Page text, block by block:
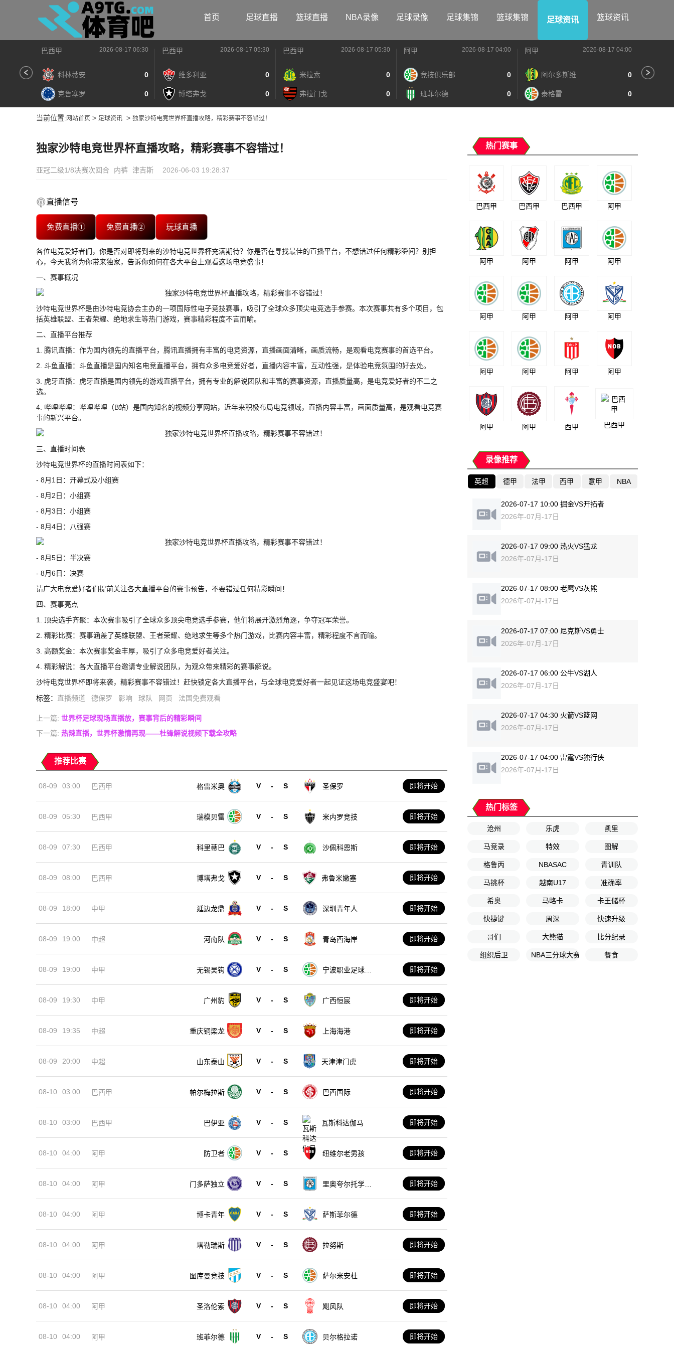
首页 足球直播 篮球直播 NBA录像 足球录像 足球集锦 篮球集锦 足球资讯 篮球资讯
巴西甲 2026-08-17 06:30
科林蒂安 0
克鲁塞罗 0
巴西甲 2026-08-17 05:30
维多利亚 0
博塔弗戈 0
巴西甲 2026-08-17 05:30
米拉索 0
弗拉门戈 0
阿甲 2026-08-17 04:00
竞技俱乐部 0
班菲尔德 0
阿甲 2026-08-17 04:00
阿尔多斯维 0
泰格雷 0
当前位置: 网站首页 > 足球资讯 > 独家沙特电竞世界杯直播攻略，精彩赛事不容错过！
独家沙特电竞世界杯直播攻略，精彩赛事不容错过！
亚冠二级1/8决赛次回合 内裤 津吉斯 2026-06-03 19:28:37
直播信号
免费直播① 免费直播② 玩球直播
各位电竞爱好者们，你是否对即将到来的沙特电竞世界杯充满期待？你是否在寻找最佳的直播平台，不想错过任何精彩瞬间？别担
心，今天我将为你带来独家，告诉你如何在各大平台上观看这场电竞盛事！
一、赛事概况
沙特电竞世界杯是由沙特电竞协会主办的一项国际性电子竞技赛事，吸引了全球众多顶尖电竞选手参赛。本次赛事共有多个项目，包
括英雄联盟、王者荣耀、绝地求生等热门游戏，赛事精彩程度不言而喻。
二、直播平台推荐
1. 腾讯直播：作为国内领先的直播平台，腾讯直播拥有丰富的电竞资源，直播画面清晰，画质流畅，是观看电竞赛事的首选平台。
2. 斗鱼直播：斗鱼直播是国内知名电竞直播平台，拥有众多电竞爱好者，直播内容丰富，互动性强，是体验电竞氛围的好去处。
3. 虎牙直播：虎牙直播是国内领先的游戏直播平台，拥有专业的解说团队和丰富的赛事资源，直播质量高，是电竞爱好者的不二之
选。
4. 哔哩哔哩：哔哩哔哩（B站）是国内知名的视频分享网站，近年来积极布局电竞领域，直播内容丰富，画面质量高，是观看电竞赛
事的新兴平台。
三、直播时间表
沙特电竞世界杯的直播时间表如下：
- 8月1日：开幕式及小组赛
- 8月2日：小组赛
- 8月3日：小组赛
- 8月4日：八强赛
- 8月5日：半决赛
- 8月6日：决赛
请广大电竞爱好者们提前关注各大直播平台的赛事预告，不要错过任何精彩瞬间！
四、赛事亮点
1. 顶尖选手齐聚：本次赛事吸引了全球众多顶尖电竞选手参赛，他们将展开激烈角逐，争夺冠军荣誉。
2. 精彩比赛：赛事涵盖了英雄联盟、王者荣耀、绝地求生等多个热门游戏，比赛内容丰富，精彩程度不言而喻。
3. 高额奖金：本次赛事奖金丰厚，吸引了众多电竞爱好者关注。
4. 精彩解说：各大直播平台邀请专业解说团队，为观众带来精彩的赛事解说。
沙特电竞世界杯即将来袭，精彩赛事不容错过！赶快锁定各大直播平台，与全球电竞爱好者一起见证这场电竞盛宴吧！
标签： 直播频道 德保罗 影响 球队 网页 法国免费观看
上一篇: 世界杯足球现场直播放，赛事背后的精彩瞬间
下一篇: 热辣直播，世界杯激情再现——杜锋解说视频下载全攻略
推荐比赛
08-09 03:00 巴西甲 格雷米奥 V - S 圣保罗 即将开始
08-09 05:30 巴西甲 瑞模贝雷 V - S 米内罗竞技 即将开始
08-09 07:30 巴西甲 科里蒂巴 V - S 沙佩科恩斯 即将开始
08-09 08:00 巴西甲 博塔弗戈 V - S 弗鲁米嫩塞 即将开始
08-09 18:00 中甲 延边龙鼎 V - S 深圳青年人 即将开始
08-09 19:00 中超 河南队 V - S 青岛西海岸 即将开始
08-09 19:00 中甲 无锡吴钩 V - S
宁波职业足球俱
即将开始
08-09 19:30 中甲 广州豹 V - S 广西恒宸 即将开始
08-09 19:35 中超 重庆铜梁龙 V - S 上海海港 即将开始
08-09 20:00 中超 山东泰山 V - S 天津津门虎 即将开始
08-10 03:00 巴西甲 帕尔梅拉斯 V - S 巴西国际 即将开始
08-10 03:00 巴西甲 巴伊亚 V - S 瓦斯科达伽马 即将开始
08-10 04:00 阿甲 防卫者 V - S 纽维尔老男孩 即将开始
08-10 04:00 阿甲 门多萨独立 V - S
里奥夸尔托学生
即将开始
08-10 04:00 阿甲 博卡青年 V - S 萨斯菲尔德 即将开始
08-10 04:00 阿甲 塔勒瑞斯 V - S 拉努斯 即将开始
08-10 04:00 阿甲 图库曼竞技 V - S 萨尔米安杜 即将开始
08-10 04:00 阿甲 圣洛伦索 V - S 飓风队 即将开始
08-10 04:00 阿甲 班菲尔德 V - S 贝尔格拉诺 即将开始
热门赛事
巴西甲 巴西甲 巴西甲 阿甲
阿甲 阿甲 阿甲 阿甲
阿甲 阿甲 阿甲 阿甲
阿甲 阿甲 阿甲 阿甲
阿甲 阿甲 西甲 巴西甲
录像推荐
英超 德甲 法甲 西甲 意甲 NBA
2026-07-17 10:00 掘金VS开拓者
2026年-07月-17日
2026-07-17 09:00 热火VS猛龙
2026年-07月-17日
2026-07-17 08:00 老鹰VS灰熊
2026年-07月-17日
2026-07-17 07:00 尼克斯VS勇士
2026年-07月-17日
2026-07-17 06:00 公牛VS湖人
2026年-07月-17日
2026-07-17 04:30 火箭VS篮网
2026年-07月-17日
2026-07-17 04:00 雷霆VS独行侠
2026年-07月-17日
热门标签
沧州 乐虎 凯里
马竞录 特效 图解
格鲁丙 NBASAC 青训队
马挑杯 越南U17 准确率
希奥 马略卡 卡王储杯
快捷键 周深 快速升级
哥们 大熊猫 比分纪录
组织后卫 NBA三分球大赛 餐食